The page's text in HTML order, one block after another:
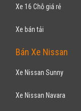
Xe 16 Chỗ giá rẻ
Xe bán tải
Bán Xe Nissan
Xe Nissan Sunny
Xe Nissan Navara